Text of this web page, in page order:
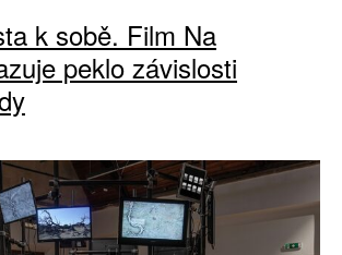
k sobě. Film Na
peklo závislosti